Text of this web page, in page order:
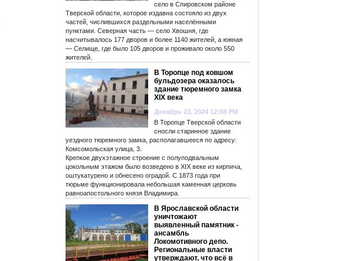
село в Спировском районе
Тверской области, которое издавна состояло из двух
частей, числившихся раздельными населёнными
пунктами. Северная часть — село Хвошня, где
насчитывалось 177 дворов и более 1140 жителей, а южная
— Селище, где было 105 дворов и проживало около 550
жителей.
В Торопце под ковшом
бульдозера оказалось
здание тюремного замка
XIX века
Декабрь 23, 2024 12:59 PM
В Торопце Тверской области
сносли старинное здание
уездного тюремного замка, располагавшееся по адресу:
Комсомольская улица, 3.
Крепкое двухэтажное строение с полуподвальным
цокольным этажом было возведено в XIX веке из кирпича,
оштукатурено и обнесено оградой. С 1873 года при
тюрьме функционировала небольшая каменная церковь
равноапостольного князя Владимира.
В Ярославской области
уничтожают
выявленный памятник -
ансамбль
Локомотивного депо.
Региональные власти
утверждают, что всё в